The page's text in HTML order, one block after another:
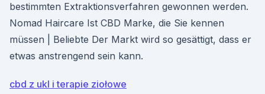
bestimmten Extraktionsverfahren gewonnen werden.
Nomad Haircare Ist CBD Marke, die Sie kennen
müssen | Beliebte Der Markt wird so gesättigt, dass er
etwas anstrengend sein kann.
cbd z ukl i terapie ziołowe